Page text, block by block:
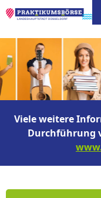
Viele weitere
Durchführung